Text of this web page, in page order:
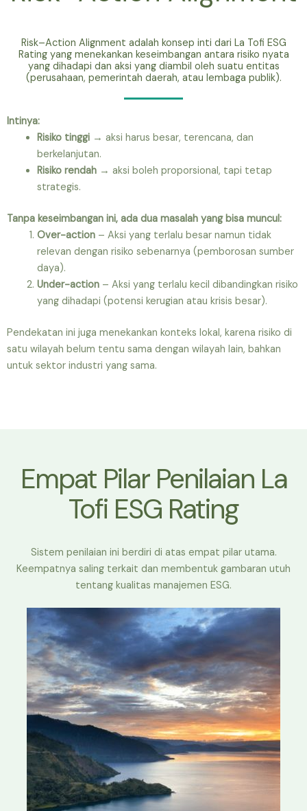
Risk–Action Alignment adalah konsep inti dari La Tofi ESG
Rating yang menekankan keseimbangan antara risiko nyata
yang dihadapi dan aksi yang diambil oleh suatu entitas
(perusahaan, pemerintah daerah, atau lembaga publik).
Intinya:
Risiko tinggi→ aksi harus besar, terencana, dan
berkelanjutan.
Risiko rendah→ aksi boleh proporsional, tapi tetap
strategis.
Tanpa keseimbangan ini, ada dua masalah yang bisa muncul:
Over-action– Aksi yang terlalu besar namun tidak
relevan dengan risiko sebenarnya (pemborosan sumber
daya).
Under-action– Aksi yang terlalu kecil dibandingkan risiko
yang dihadapi (potensi kerugian atau krisis besar).
Pendekatan ini juga menekankan konteks lokal, karena risiko di
satu wilayah belum tentu sama dengan wilayah lain, bahkan
untuk sektor industri yang sama.
Empat Pilar Penilaian La
Tofi ESG Rating
Sistem penilaian ini berdiri di atas empat pilar utama.
Keempatnya saling terkait dan membentuk gambaran utuh
tentang kualitas manajemen ESG.